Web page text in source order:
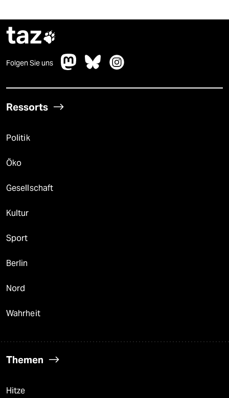
taz
Folgen Sie uns
Ressorts
Politik
Öko
Gesellschaft
Kultur
Sport
Berlin
Nord
Wahrheit
Themen
Hitze